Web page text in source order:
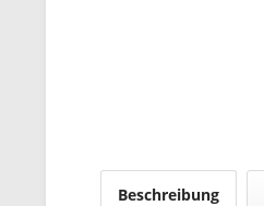
Beschreibung